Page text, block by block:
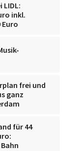
LIDL:
inkl.
Euro
frei und
ganz
für 44